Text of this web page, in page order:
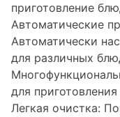
приготовление
Автоматические
Автоматически
для различных
для
Легкая очистка: